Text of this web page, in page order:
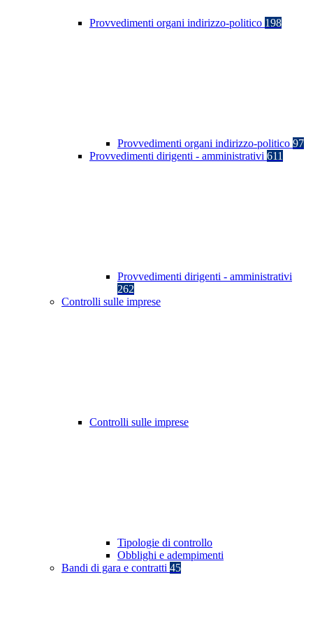
Provvedimenti organi indirizzo-politico 198
Provvedimenti organi indirizzo-politico 97
Provvedimenti dirigenti - amministrativi 611
Provvedimenti dirigenti - amministrativi
262
Controlli sulle imprese
Controlli sulle imprese
Tipologie di controllo
Obblighi e adempimenti
Bandi di gara e contratti 45